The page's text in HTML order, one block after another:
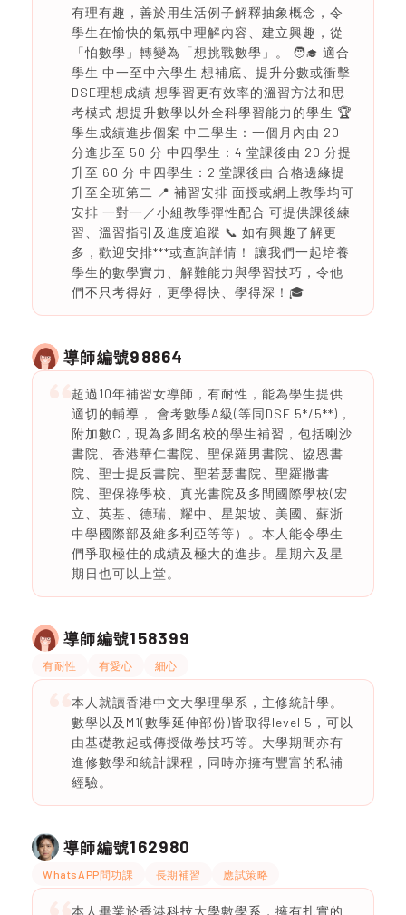
有理有趣，善於用生活例子解釋抽象概念，令
學生在愉快的氣氛中理解內容、建立興趣，從
「怕數學」轉變為「想挑戰數學」。 🧑‍🎓 適合
學生 中一至中六學生 想補底、提升分數或衝擊
DSE理想成績 想學習更有效率的溫習方法和思
考模式 想提升數學以外全科學習能力的學生 🏆
學生成績進步個案 中二學生：一個月內由 20
分進步至 50 分 中四學生：4 堂課後由 20 分提
升至 60 分 中四學生：2 堂課後由 合格邊緣提
升至全班第二 📍 補習安排 面授或網上教學均可
安排 一對一／小組教學彈性配合 可提供課後練
習、溫習指引及進度追蹤 📞 如有興趣了解更
多，歡迎安排***或查詢詳情！ 讓我們一起培養
學生的數學實力、解難能力與學習技巧，令他
們不只考得好，更學得快、學得深！🎓
導師編號98864
超過10年補習女導師，有耐性，能為學生提供
適切的輔導， 會考數學A級(等同DSE 5*/5**)，
附加數C，現為多間名校的學生補習，包括喇沙
書院、香港華仁書院、聖保羅男書院、協恩書
院、聖士提反書院、聖若瑟書院、聖羅撒書
院、聖保祿學校、真光書院及多間國際學校(宏
立、英基、德瑞、耀中、星架坡、美國、蘇浙
中學國際部及維多利亞等等）。本人能令學生
們爭取極佳的成績及極大的進步。星期六及星
期日也可以上堂。
導師編號158399
有耐性 有愛心 細心
本人就讀香港中文大學理學系，主修統計學。
數學以及M1(數學延伸部份)皆取得level 5，可以
由基礎教起或傳授做卷技巧等。大學期間亦有
進修數學和統計課程，同時亦擁有豐富的私補
經驗。
導師編號162980
WhatsAPP問功課 長期補習 應試策略
本人畢業於香港科技大學數學系，擁有扎實的